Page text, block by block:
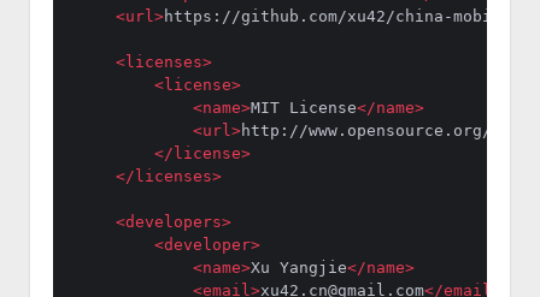
<url>https://github.com/xu42/china-mobile-
<licenses>
<license>
<name>MIT License</name>
<url>http://www.opensource.org/
</ license>
</ licenses>
<developers>
<developer>
<name>Xu Yangjie</name>
<email>xu42.cn@gmail.com</email